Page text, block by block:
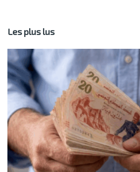
Les plus lus